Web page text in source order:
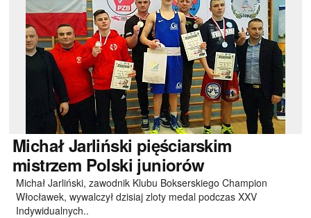
MichałJarliński pięściarskim
mistrzem Polski juniorów
Michał Jarliński, zawodnik Klubu Bokserskiego Champion
Włocławek, wywalczył dzisiaj zloty medal podczas XXV
Indywidualnych..